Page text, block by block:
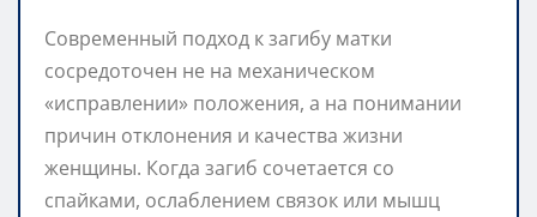
Современный подход к загибу матки
сосредоточен не на механическом
«исправлении» положения, а на понимании
причин отклонения и качества жизни
женщины. Когда загиб сочетается со
спайками, ослаблением связок или мышц